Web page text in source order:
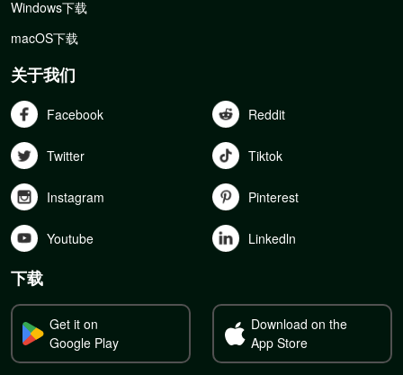
Windows下载
macOS下载
关于我们
Facebook Reddit
Twitter Tiktok
Instagram Pinterest
Youtube Linkedln
下载
Get it on
Google Play
Download on the
App Store